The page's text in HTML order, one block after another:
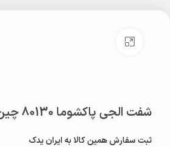
شفت الجی پاکشوما 80130 چین
ثبت سفارش همین کالا به ایران یدک